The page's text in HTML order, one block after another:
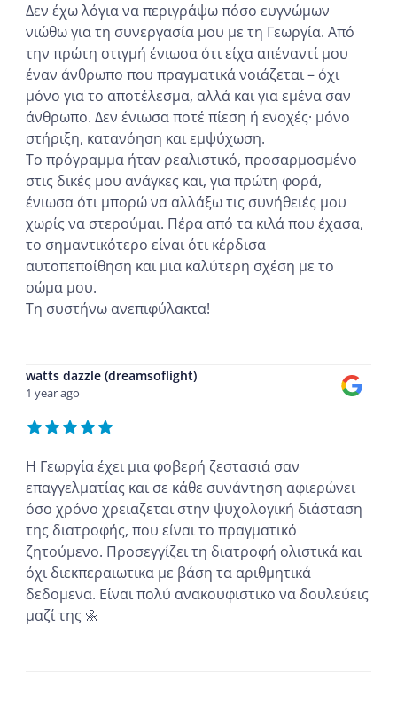
Δεν έχω λόγια να περιγράψω πόσο ευγνώμων
νιώθω για τη συνεργασία μου με τη Γεωργία. Από
την πρώτη στιγμή ένιωσα ότι είχα απέναντί μου
έναν άνθρωπο που πραγματικά νοιάζεται – όχι
μόνο για το αποτέλεσμα, αλλά και για εμένα σαν
άνθρωπο. Δεν ένιωσα ποτέ πίεση ή ενοχές· μόνο
στήριξη, κατανόηση και εμψύχωση.
Το πρόγραμμα ήταν ρεαλιστικό, προσαρμοσμένο
στις δικές μου ανάγκες και, για πρώτη φορά,
ένιωσα ότι μπορώ να αλλάξω τις συνήθειές μου
χωρίς να στερούμαι. Πέρα από τα κιλά που έχασα,
το σημαντικότερο είναι ότι κέρδισα
αυτοπεποίθηση και μια καλύτερη σχέση με το
σώμα μου.
Τη συστήνω ανεπιφύλακτα!
watts dazzle (dreamsoflight)
1 year ago
Η Γεωργία έχει μια φοβερή ζεστασιά σαν
επαγγελματίας και σε κάθε συνάντηση αφιερώνει
όσο χρόνο χρειαζεται στην ψυχολογική διάσταση
της διατροφής, που είναι το πραγματικό
ζητούμενο. Προσεγγίζει τη διατροφή ολιστικά και
όχι διεκπεραιωτικα με βάση τα αριθμητικά
δεδομενα. Είναι πολύ ανακουφιστικο να δουλεύεις
μαζί της 🌼